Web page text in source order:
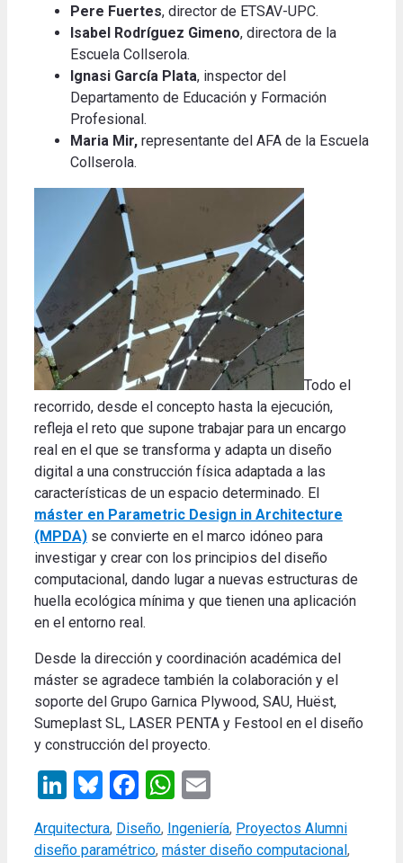
Pere Fuertes, director de ETSAV-UPC.
Isabel Rodríguez Gimeno, directora de la
Escuela Collserola.
Ignasi García Plata, inspector del
Departamento de Educación y Formación
Profesional.
Maria Mir, representante del AFA de la Escuela
Collserola.
Todo el
recorrido, desde el concepto hasta la ejecución,
refleja el reto que supone trabajar para un encargo
real en el que se transforma y adapta un diseño
digital a una construcción física adaptada a las
características de un espacio determinado. El
máster en Parametric Design in Architecture
(MPDA) se convierte en el marco idóneo para
investigar y crear con los principios del diseño
computacional, dando lugar a nuevas estructuras de
huella ecológica mínima y que tienen una aplicación
en el entorno real.
Desde la dirección y coordinación académica del
máster se agradece también la colaboración y el
soporte del Grupo Garnica Plywood, SAU, Huëst,
Sumeplast SL, LASER PENTA y Festool en el diseño
y construcción del proyecto.
LinkedIn
Bluesky
Facebook
WhatsApp
Categories
Arquitectura, Diseño, Ingeniería, Proyectos AlumniTags
diseño paramétrico, máster diseño computacional ,